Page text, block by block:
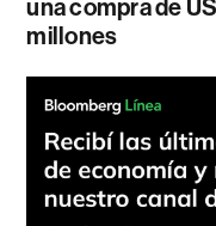
una compra de
millones